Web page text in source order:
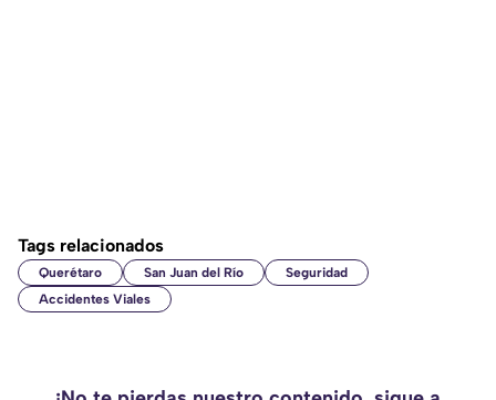
Tags relacionados
Querétaro San Juan del Río
Seguridad
Accidentes Viales